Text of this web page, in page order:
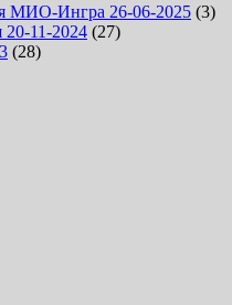
МИО-Ингра 26-06-2025 (3)
20-11-2024 (27)
(28)